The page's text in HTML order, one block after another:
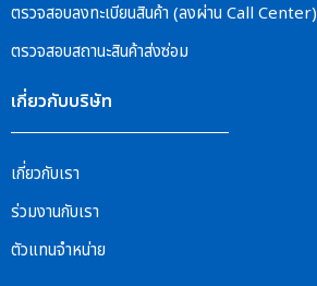
ตรวจสอบลงทะเบียนสินค้า (ลงผ่าน Call Center)
ตรวจสอบสถานะสินค้าส่งซ่อม
เกี่ยวกับบริษัท
เกี่ยวกับเรา
ร่วมงานกับเรา
ตัวแทนจำหน่าย